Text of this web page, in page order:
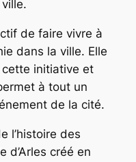
de faire vivre à
dans la ville. Elle
cette initiative et
à tout un
de la cité.
l’histoire des
d’Arles créé en